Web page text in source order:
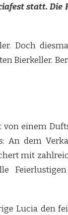
statt.
Doch
Bierkeller.
einem
An dem
mit
Lucia den